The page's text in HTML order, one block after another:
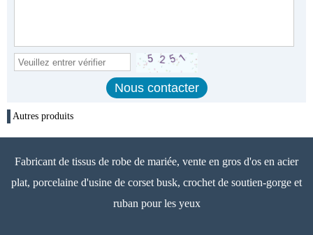
Autres produits
Fabricant de tissus de robe de mariée, vente en gros d'os en acier
plat, porcelaine d'usine de corset busk, crochet de soutien-gorge et
ruban pour les yeux